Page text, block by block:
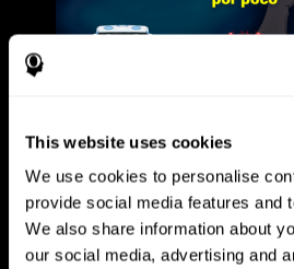
This website uses cookies
We use cookies to personalise
provide social media features and
We also share information about
our social media, advertising and